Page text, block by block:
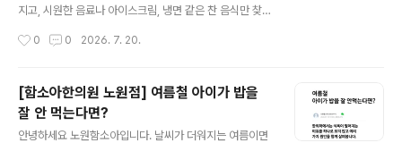
지고, 시원한 음료나 아이스크림, 냉면 같은 찬 음식만 찾게
사용 시간이 길어지면 속이 불편하거나 배앓이, 설사 등 위
위장 기능이 예민해 여름철 작은 식습관 변화에도 쉽게 영
향을 받을 수 있습니다. 더운 날씨에도 속을 편안하게 유지
하고 건강한 여름을 보내기 위해 도움이 될 수 있는 음식들
을 소개합니다. 1. 따뜻한 성질의 대표 보양식! 닭고기 중복
0 0 2026. 7. 20.
[함소아한의원 노원점] 여름철 아이가 밥을
잘 안 먹는다면?
안녕하세요 노원함소아입니다. 날씨가 더워지는 여름이면